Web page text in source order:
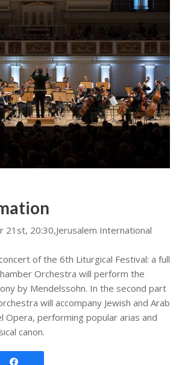
21st, 20:30,Jerusalem International
of the 6th Liturgical Festival: a full
Orchestra will perform the
by Mendelssohn. In the second part
will accompany Jewish and Arab
Opera, performing popular arias and
canon.